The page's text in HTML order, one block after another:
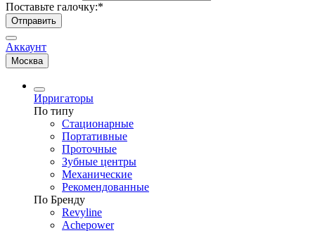
Поставьте галочку:*
Отправить
Аккаунт
Москва
Ирригаторы
По типу
Стационарные
Портативные
Проточные
Зубные центры
Механические
Рекомендованные
По Бренду
Revyline
Achepower